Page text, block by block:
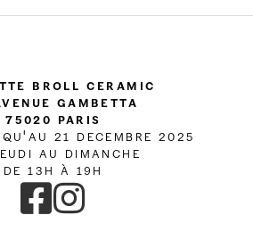
Broll Ceramic
Gambetta
75020 Paris
21 DECEMBRE 2025
AU DIMANCHE
DE 13H À 19H